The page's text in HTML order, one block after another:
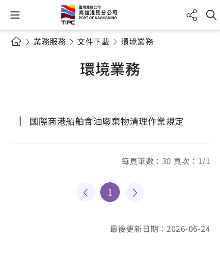
業務服務 文件下載 環境業務
環境業務
國際商港船舶含油廢棄物清理作業規定
每頁筆數：30 頁次：1/1
1
最後更新日期：2026-06-24